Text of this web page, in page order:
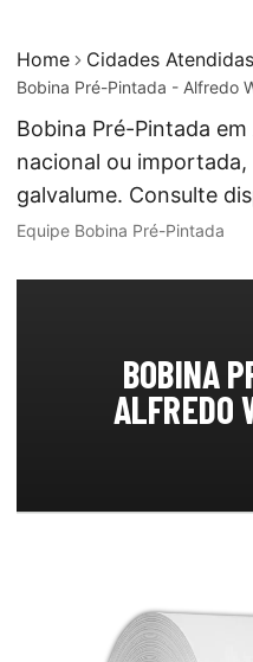
Home Cidades Atendidas
Bobina Pré-Pintada - Alfredo
Bobina Pré-Pintada
nacional ou importada,
galvalume. Consulte
Equipe Bobina Pré-Pintada
BOBINA
ALFREDO